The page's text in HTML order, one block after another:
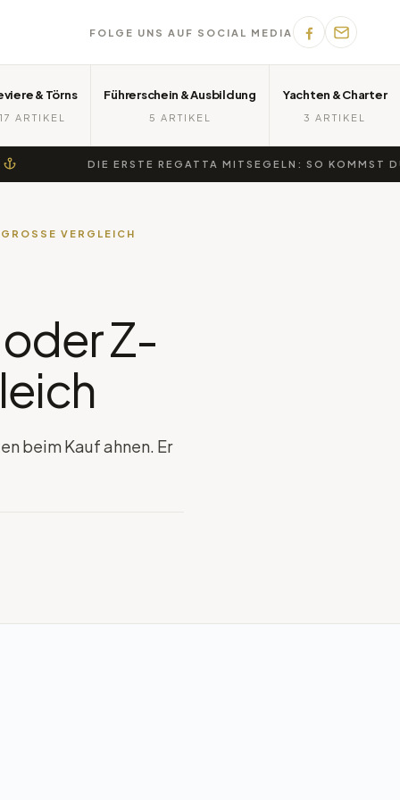
FOLGE UNS AUF SOCIAL MEDIA
& Törns
17 ARTIKEL
Führerschein & Ausbildung
5 ARTIKEL
Yachten & Charter
3 ARTIKEL
DIE ERSTE REGATTA MITSEGELN: SO KOMMST DU AN
VERGLEICH
Z-
beim Kauf ahnen. Er